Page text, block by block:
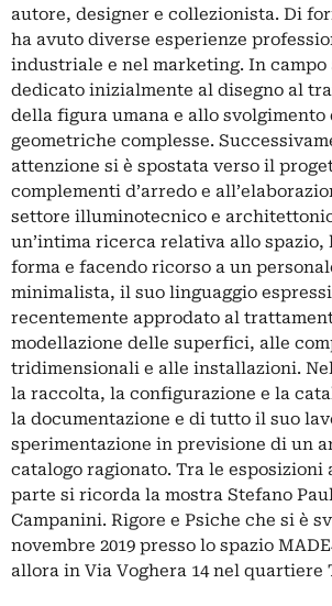
autore, designer e collezionista. Di
ha avuto diverse esperienze
industriale e nel marketing. In campo
dedicato inizialmente al disegno al
della figura umana e allo
geometriche complesse.
attenzione si è spostata verso il
complementi d’arredo e
settore illuminotecnico e
un’intima ricerca relativa allo
forma e facendo ricorso a un
minimalista, il suo linguaggio
recentemente approdato al
modellazione delle superfici, alle
tridimensionali e alle installazioni.
la raccolta, la configurazione e la
la documentazione e di tutto il suo
sperimentazione in previsione di un
catalogo ragionato. Tra le esposizioni
parte si ricorda la mostra Stefano
Campanini. Rigore e Psiche che si è
novembre 2019 presso lo spazio
allora in Via Voghera 14 nel quartiere